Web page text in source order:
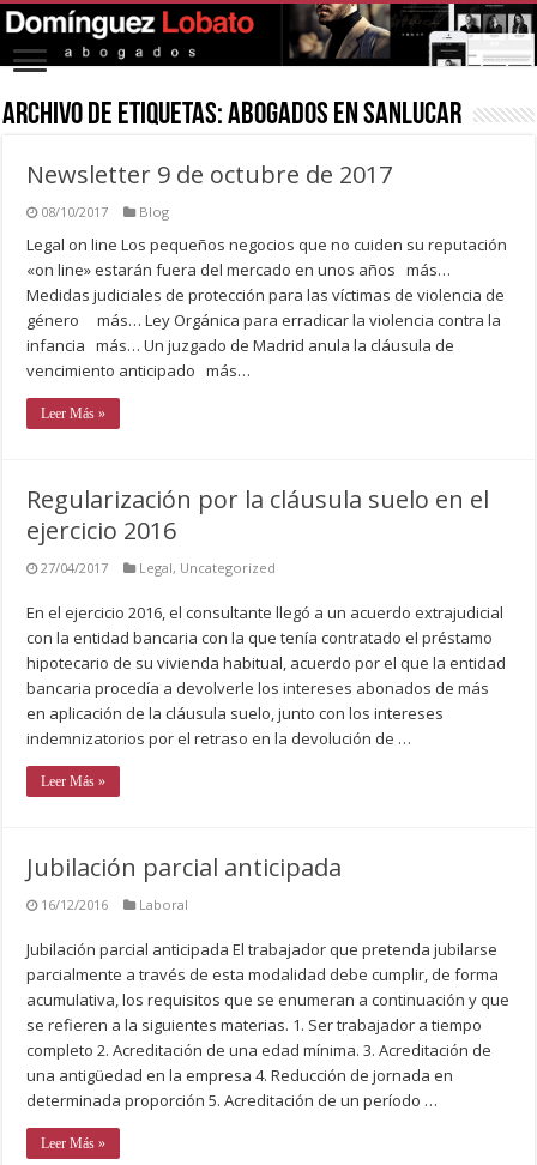
Archivo de Etiquetas:abogados en sanlucar
Newsletter 9 de octubre de 2017
08/10/2017 Blog
Legal on line Los pequeños negocios que no cuiden su reputación
«on line» estarán fuera del mercado en unos años más…
Medidas judiciales de protección para las víctimas de violencia de
género más… Ley Orgánica para erradicar la violencia contra la
infancia más… Un juzgado de Madrid anula la cláusula de
vencimiento anticipado más…
Leer Más »
Regularización por la cláusula suelo en el
ejercicio 2016
27/04/2017 Legal, Uncategorized
En el ejercicio 2016, el consultante llegó a un acuerdo extrajudicial
con la entidad bancaria con la que tenía contratado el préstamo
hipotecario de su vivienda habitual, acuerdo por el que la entidad
bancaria procedía a devolverle los intereses abonados de más
en aplicación de la cláusula suelo, junto con los intereses
indemnizatorios por el retraso en la devolución de …
Leer Más »
Jubilación parcial anticipada
16/12/2016 Laboral
Jubilación parcial anticipada El trabajador que pretenda jubilarse
parcialmente a través de esta modalidad debe cumplir, de forma
acumulativa, los requisitos que se enumeran a continuación y que
se refieren a la siguientes materias. 1. Ser trabajador a tiempo
completo 2. Acreditación de una edad mínima. 3. Acreditación de
una antigüedad en la empresa 4. Reducción de jornada en
determinada proporción 5. Acreditación de un período …
Leer Más »